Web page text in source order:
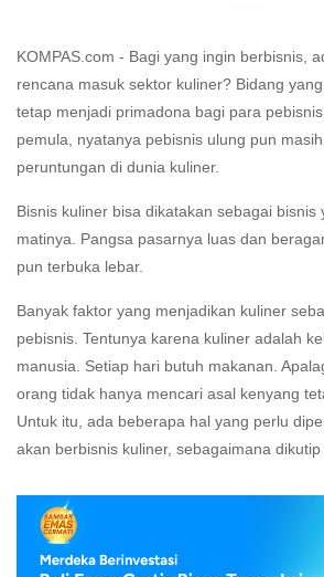
KOMPAS.com - Bagi yang ingin berbisnis,
rencana masuk sektor kuliner? Bidang
tetap menjadi primadona bagi para
pemula, nyatanya pebisnis ulung pun
peruntungan di dunia kuliner.
Bisnis kuliner bisa dikatakan sebagai bisnis
matinya. Pangsa pasarnya luas dan
pun terbuka lebar.
Banyak faktor yang menjadikan kuliner
pebisnis. Tentunya karena kuliner adalah
manusia. Setiap hari butuh makanan.
orang tidak hanya mencari asal kenyang
Untuk itu, ada beberapa hal yang perlu
akan berbisnis kuliner, sebagaimana